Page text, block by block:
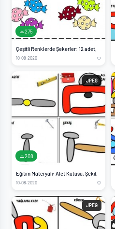
275
Çeşitli Renklerde Şekerler: 12 adet,
10.08.2020
JPEG
208
Eğitim Materyali: Alet Kutusu, Şekil,
10.08.2020
JPEG